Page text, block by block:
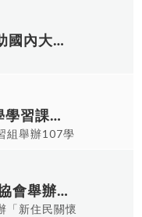
，如有未盡事
通方式： 大
位置圖公車：
下，131、285
車可搭乘路
132、158、
樓前與側邊
：從國道三
二」出口（32
甲
念祖 12
吳
一甲
徐欣儀 20
張雅茹 22 機
賴祈安
到 熱咖啡一
中考加油打
快唷
僑務委員會辦理108年「輔助國內大專院校及民間團體赴東南亞僑校志願服務作業計畫」
107學年度第1學期 「服務學學習課程」成果競賽得獎名單。
舉辦107學
及「專業課
公布本次競
習課程： 第一
台中空巢之家及番仔火文化協會舉辦「新住民關懷暨志工培訓」，敬邀本校有意願師生報名參加。
「新住民關懷